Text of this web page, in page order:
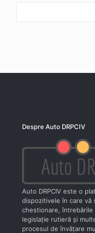
Despre Auto DRPCIV
Auto DRPCIV este o
dispozitivele în care vă
chestionare, întrebările
legislaţie rutieră şi
procesul de învăţare